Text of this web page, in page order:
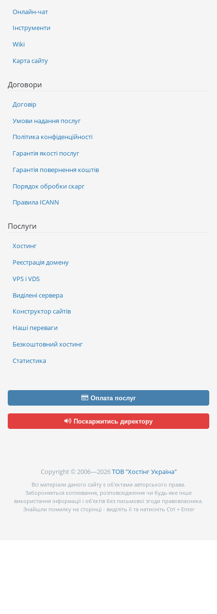
Послуги
Хостинг
Реєстрація домену
VPS і VDS
Виділені сервера
Конструктор сайтів
Наші переваги
Безкоштовний хостинг
Статистика
Онлайн-чат
Інструменти
Wiki
Карта сайту
Договори
Договір
Умови надання послуг
Політика конфіденційності
Гарантія якості послуг
Гарантія повернення коштів
Порядок обробки скарг
Правила ICANN
Оплата послуг
Поскаржитись директору
Copyright © 2006—2026ТОВ "Хостінг Україна"
Всі матеріали даного сайту є об’єктами авторського права.
Забороняється копіювання, розповсюдження чи будь-яке інше
використання інформації і об’єктів без письмової згоди правовласника.
Знайшли помилку на сторінці - виділіть її та натисніть Ctrl + Enter